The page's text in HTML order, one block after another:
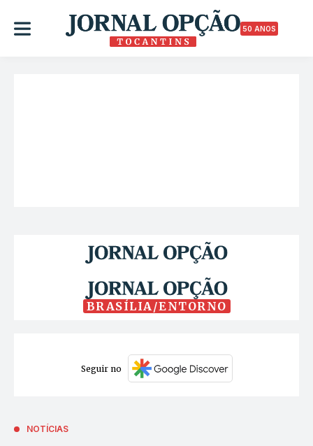
50 ANOS
BRASÍLIA/ENTORNO
Seguir no
NOTÍCIAS